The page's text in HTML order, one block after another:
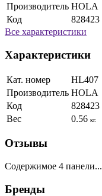
Производитель HOLA
Код
828423
Все характеристики
Характеристики
Кат. номер
HL407
Производитель HOLA
Код
828423
Вес
0.56 кг.
Отзывы
Содержимое 4 панели...
Бренды